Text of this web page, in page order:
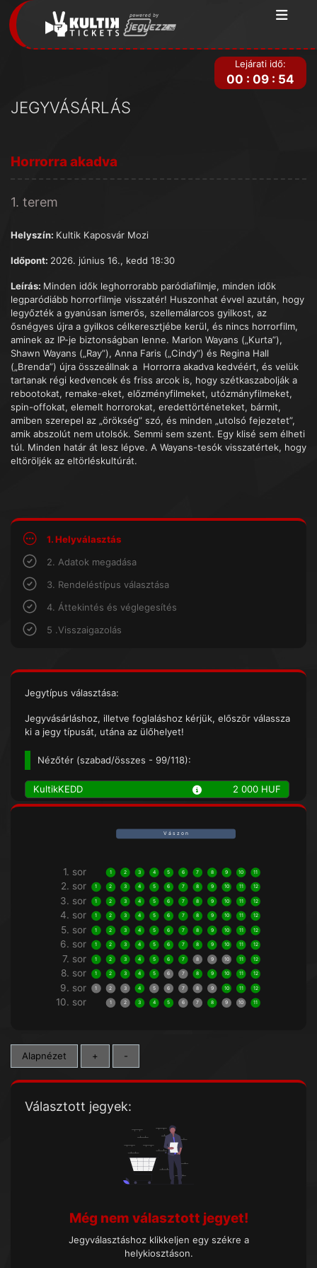
JEGYVÁSÁRLÁS
Lejárati idő:
00 : 09 : 54
Horrorra akadva
1. terem
Helyszín: Kultik Kaposvár Mozi
Időpont: 2026. június 16., kedd 18:30
Leírás: Minden idők leghorrorabb paródiafilmje, minden idők
legparódiább horrorfilmje visszatér! Huszonhat évvel azután, hogy
legyőzték a gyanúsan ismerős, szellemálarcos gyilkost, az
ősnégyes újra a gyilkos célkeresztjébe kerül, és nincs horrorfilm,
aminek az IP-je biztonságban lenne. Marlon Wayans („Kurta”),
Shawn Wayans („Ray”), Anna Faris („Cindy”) és Regina Hall
(„Brenda”) újra összeállnak a Horrorra akadva kedvéért, és velük
tartanak régi kedvencek és friss arcok is, hogy szétkaszabolják a
rebootokat, remake-eket, előzményfilmeket, utózmányfilmeket,
spin-offokat, elemelt horrorokat, eredettörténeteket, bármit,
amiben szerepel az „örökség” szó, és minden „utolsó fejezetet”,
amik abszolút nem utolsók. Semmi sem szent. Egy klisé sem élheti
túl. Minden határ át lesz lépve. A Wayans-tesók visszatértek, hogy
eltöröljék az eltörléskultúrát.
1. Helyválasztás
2. Adatok megadása
3. Rendeléstípus választása
4. Áttekintés és véglegesítés
5 .Visszaigazolás
Jegytípus választása:
Jegyvásárláshoz, illetve foglaláshoz kérjük, először válassza
ki a jegy típusát, utána az ülőhelyet!
Nézőtér (szabad/összes - 99/118):
KultikKEDD 2 000 HUF
V á s z o n
1. sor 1 2 3 4 5 6 7 8 9 10 11
2. sor 1 2 3 4 5 6 7 8 9 10 11 12
3. sor 1 2 3 4 5 6 7 8 9 10 11 12
4. sor 1 2 3 4 5 6 7 8 9 10 11 12
5. sor 1 2 3 4 5 6 7 8 9 10 11 12
6. sor 1 2 3 4 5 6 7 8 9 10 11 12
7. sor 1 2 3 4 5 6 7 8 9 10 11 12
8. sor 1 2 3 4 5 6 7 8 9 10 11 12
9. sor 1 2 3 4 5 6 7 8 9 10 11 12
10. sor 1 2 3 4 5 6 7 8 9 10 11
Alapnézet + -
Választott jegyek:
Még nem választott jegyet!
Jegyválasztáshoz klikkeljen egy székre a
helykiosztáson.